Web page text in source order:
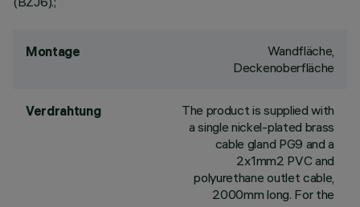
Montage
Wandfläche,
Deckenoberfläche
Verdrahtung
The product is supplied with
a single nickel-plated brass
cable gland PG9 and a
2x1mm2 PVC and
polyurethane outlet cable,
2000mm long. For the